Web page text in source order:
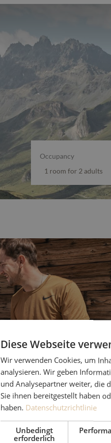
Occupancy
1 room for 2 adults
Diese Webseite
Wir verwenden Cookies, um
analysieren. Wir geben
und Analysepartner weiter, die
Sie ihnen bereitgestellt haben
haben. Datenschutzrichtlinie
Unbedingt
erforderlich